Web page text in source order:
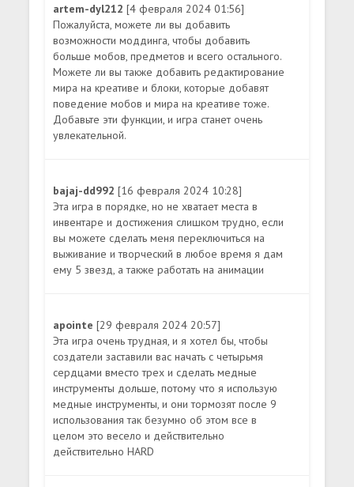
artem-dyl212[4 февраля 2024 01:56]
Пожалуйста, можете ли вы добавить
возможности моддинга, чтобы добавить
больше мобов, предметов и всего остального.
Можете ли вы также добавить редактирование
мира на креативе и блоки, которые добавят
поведение мобов и мира на креативе тоже.
Добавьте эти функции, и игра станет очень
увлекательной.
bajaj-dd992[16 февраля 2024 10:28]
Эта игра в порядке, но не хватает места в
инвентаре и достижения слишком трудно, если
вы можете сделать меня переключиться на
выживание и творческий в любое время я дам
ему 5 звезд, а также работать на анимации
apointe[29 февраля 2024 20:57]
Эта игра очень трудная, и я хотел бы, чтобы
создатели заставили вас начать с четырьмя
сердцами вместо трех и сделать медные
инструменты дольше, потому что я использую
медные инструменты, и они тормозят после 9
использования так безумно об этом все в
целом это весело и действительно
действительно HARD